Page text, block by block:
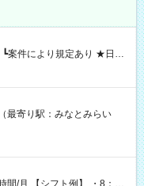
に現金GET♪ お仕事後はコ
試用期間】試
最寄り駅：みなとみらい
・8：00